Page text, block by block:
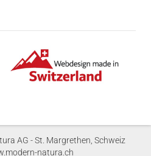
AG - St. Margrethen, Schweiz
natura.ch